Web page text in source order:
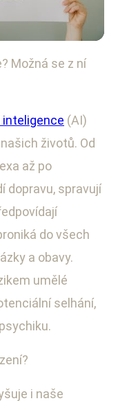
ovlivňuje
Možná se z ní
inteligence (AI)
životů. Od
až po
dopravu, spravují
do všech
a obavy.
umělé
selhání,
i naše